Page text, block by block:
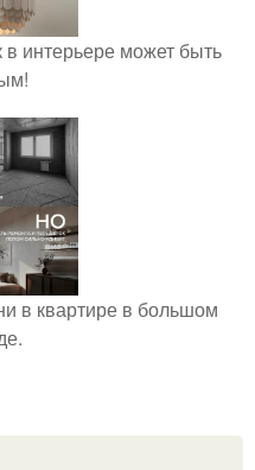
интерьере может быть
в квартире в большом